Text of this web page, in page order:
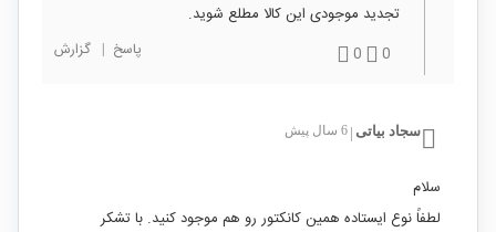
تجدید موجودی این کالا مطلع شوید.
0
0 پاسخ | گزارش
سجاد بیاتی 6 سال پیش
سلام
لطفاً نوع ایستاده همین کانکتور رو هم موجود کنید. با تشکر